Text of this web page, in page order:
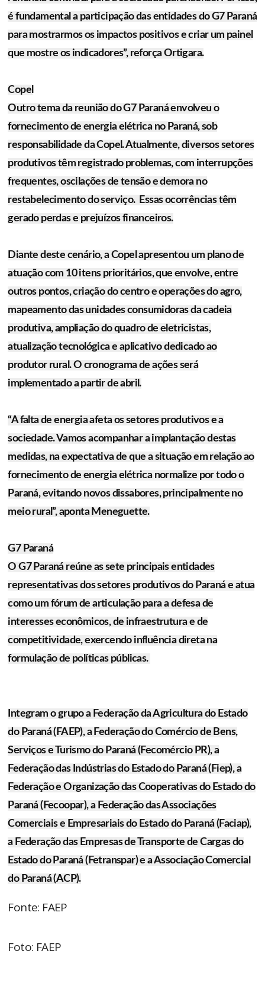
é fundamental a participação das entidades do G7 Paraná
para mostrarmos os impactos positivos e criar um painel
que mostre os indicadores”, reforça Ortigara.
Copel
Outro tema da reunião do G7 Paraná envolveu o
fornecimento de energia elétrica no Paraná, sob
responsabilidade da Copel. Atualmente, diversos setores
produtivos têm registrado problemas, com interrupções
frequentes, oscilações de tensão e demora no
restabelecimento do serviço. Essas ocorrências têm
gerado perdas e prejuízos financeiros.
Diante deste cenário, a Copel apresentou um plano de
atuação com 10 itens prioritários, que envolve, entre
outros pontos, criação do centro e operações do agro,
mapeamento das unidades consumidoras da cadeia
produtiva, ampliação do quadro de eletricistas,
atualização tecnológica e aplicativo dedicado ao
produtor rural. O cronograma de ações será
implementado a partir de abril.
“A falta de energia afeta os setores produtivos e a
sociedade. Vamos acompanhar a implantação destas
medidas, na expectativa de que a situação em relação ao
fornecimento de energia elétrica normalize por todo o
Paraná, evitando novos dissabores, principalmente no
meio rural”, aponta Meneguette.
G7 Paraná
O G7 Paraná reúne as sete principais entidades
representativas dos setores produtivos do Paraná e atua
como um fórum de articulação para a defesa de
interesses econômicos, de infraestrutura e de
competitividade, exercendo influência direta na
formulação de políticas públicas.
Integram o grupo a Federação da Agricultura do Estado
do Paraná (FAEP), a Federação do Comércio de Bens,
Serviços e Turismo do Paraná (Fecomércio PR), a
Federação das Indústrias do Estado do Paraná (Fiep), a
Federação e Organização das Cooperativas do Estado do
Paraná (Fecoopar), a Federação das Associações
Comerciais e Empresariais do Estado do Paraná (Faciap),
a Federação das Empresas de Transporte de Cargas do
Estado do Paraná (Fetranspar) e a Associação Comercial
do Paraná (ACP).
Fonte: FAEP
Foto: FAEP